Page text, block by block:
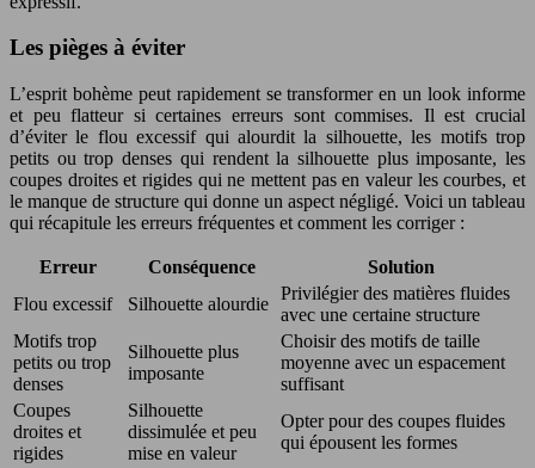
Les pièges à éviter
L’esprit bohème peut rapidement se transformer en un look informe
et peu flatteur si certaines erreurs sont commises. Il est crucial
d’éviter le flou excessif qui alourdit la silhouette, les motifs trop
petits ou trop denses qui rendent la silhouette plus imposante, les
coupes droites et rigides qui ne mettent pas en valeur les courbes, et
le manque de structure qui donne un aspect négligé. Voici un tableau
qui récapitule les erreurs fréquentes et comment les corriger :
Erreur Conséquence
Solution
Flou excessif
Silhouette alourdie
Privilégier des matières fluides
avec une certaine structure
Motifs trop
petits ou trop
denses
Silhouette plus
imposante
Choisir des motifs de taille
moyenne avec un espacement
suffisant
Coupes
droites et
rigides
Silhouette
dissimulée et peu
mise en valeur
Opter pour des coupes fluides
qui épousent les formes